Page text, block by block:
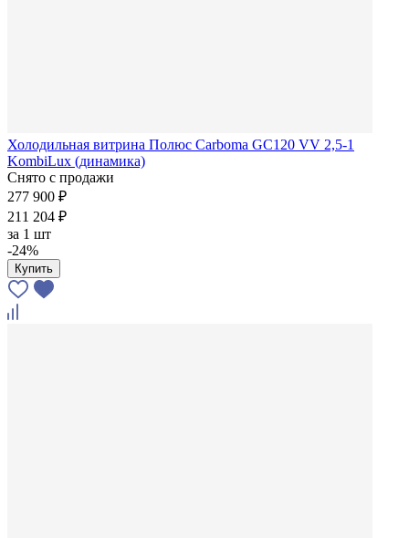
Холодильная витрина Полюс Carboma GC120 VV 2,5-1
KombiLux (динамика)
Снято с продажи
277 900 ₽
211 204 ₽
за 1 шт
-24%
Купить